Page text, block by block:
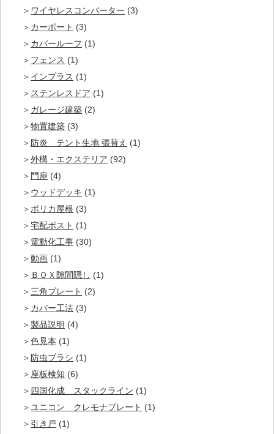
ワイヤレスコンバーター (3)
カーポート (3)
カバールーフ (1)
フェンス (1)
インプラス (1)
ステンレスドア (1)
ガレージ建築 (2)
物置建築 (3)
防炎 テント生地 張替え (1)
外構・エクステリア (92)
門扉 (4)
ウッドデッキ (1)
ポリカ屋根 (3)
宅配ポスト (1)
電動化工事 (30)
動画 (1)
ＢＯＸ隙間隠し (1)
三角プレート (2)
カバー工法 (3)
製品説明 (4)
色見本 (1)
防虫ブラシ (1)
座板検知 (6)
四国化成 スタックライン (1)
ユニコン クレモナプレート (1)
引き戸 (1)